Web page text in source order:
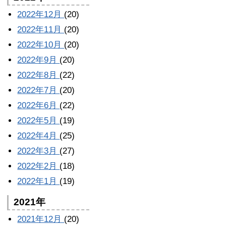
2022年12月 (20)
2022年11月 (20)
2022年10月 (20)
2022年9月 (20)
2022年8月 (22)
2022年7月 (20)
2022年6月 (22)
2022年5月 (19)
2022年4月 (25)
2022年3月 (27)
2022年2月 (18)
2022年1月 (19)
2021年
2021年12月 (20)